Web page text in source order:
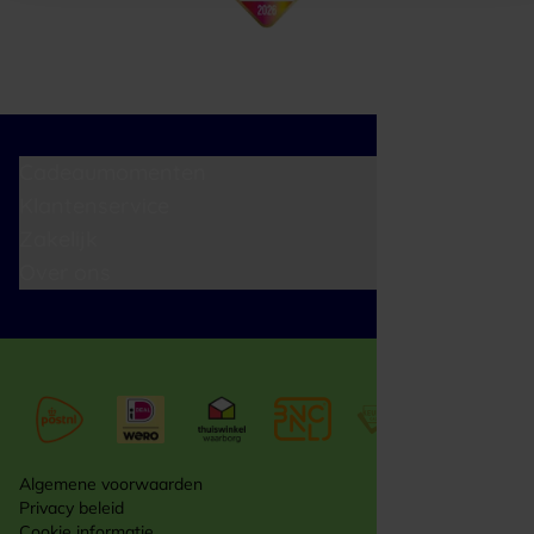
Algemene voorwaarden
Privacy beleid